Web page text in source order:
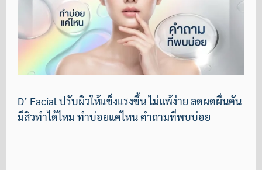
D’ Facial ปรับผิวให้แข็งแรงขึ้น ไม่แพ้ง่าย ลดผดผื่นคัน
มีสิวทำได้ไหม ทำบ่อยแค่ไหน คำถามที่พบบ่อย